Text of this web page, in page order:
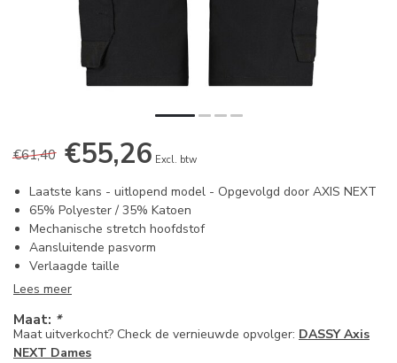
€61,40 €55,26 Excl. btw
Laatste kans - uitlopend model - Opgevolgd door AXIS NEXT
65% Polyester / 35% Katoen
Mechanische stretch hoofdstof
Aansluitende pasvorm
Verlaagde taille
Lees meer
Maat uitverkocht? Check de vernieuwde opvolger: DASSY Axis
NEXT Dames
Maat: *